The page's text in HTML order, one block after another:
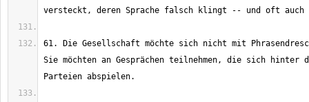
61. Die Gesellschaft möchte sich nicht mit
Sie möchten an Gesprächen teilnehmen, die sich hinter